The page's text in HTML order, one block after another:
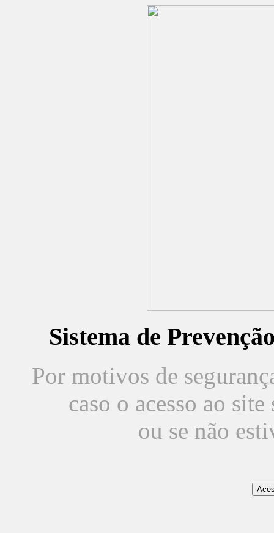
Sistema de
Por motivos de
caso o acesso ao
ou se não